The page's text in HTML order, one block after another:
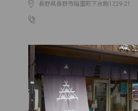
長野県長野市稲里町下氷鉋1229-21